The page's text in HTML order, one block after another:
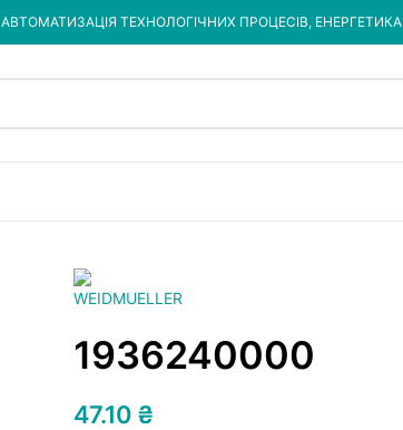
АВТОМАТИЗАЦІЯ ТЕХНОЛОГІЧНИХ ПРОЦЕСІВ, ЕНЕРГЕТИКА
1936240000
47.10 ₴